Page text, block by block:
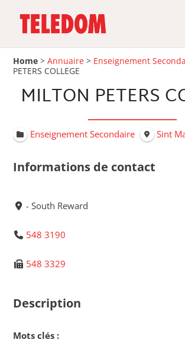
Home >Annuaire > Enseignement
PETERS COLLEGE
MILTON PETERS
Enseignement Secondaire Sint
Informations de contact
- South Reward
548 3190
548 3329
Description
Mots clés :